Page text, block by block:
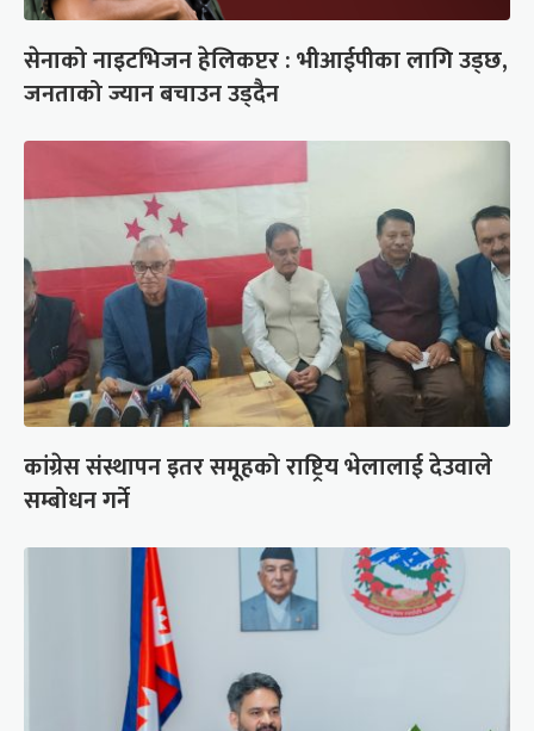
सेनाको नाइटभिजन हेलिकप्टर : भीआईपीका लागि उड्छ,
जनताको ज्यान बचाउन उड्दैन
कांग्रेस संस्थापन इतर समूहको राष्ट्रिय भेलालाई देउवाले
सम्बोधन गर्ने